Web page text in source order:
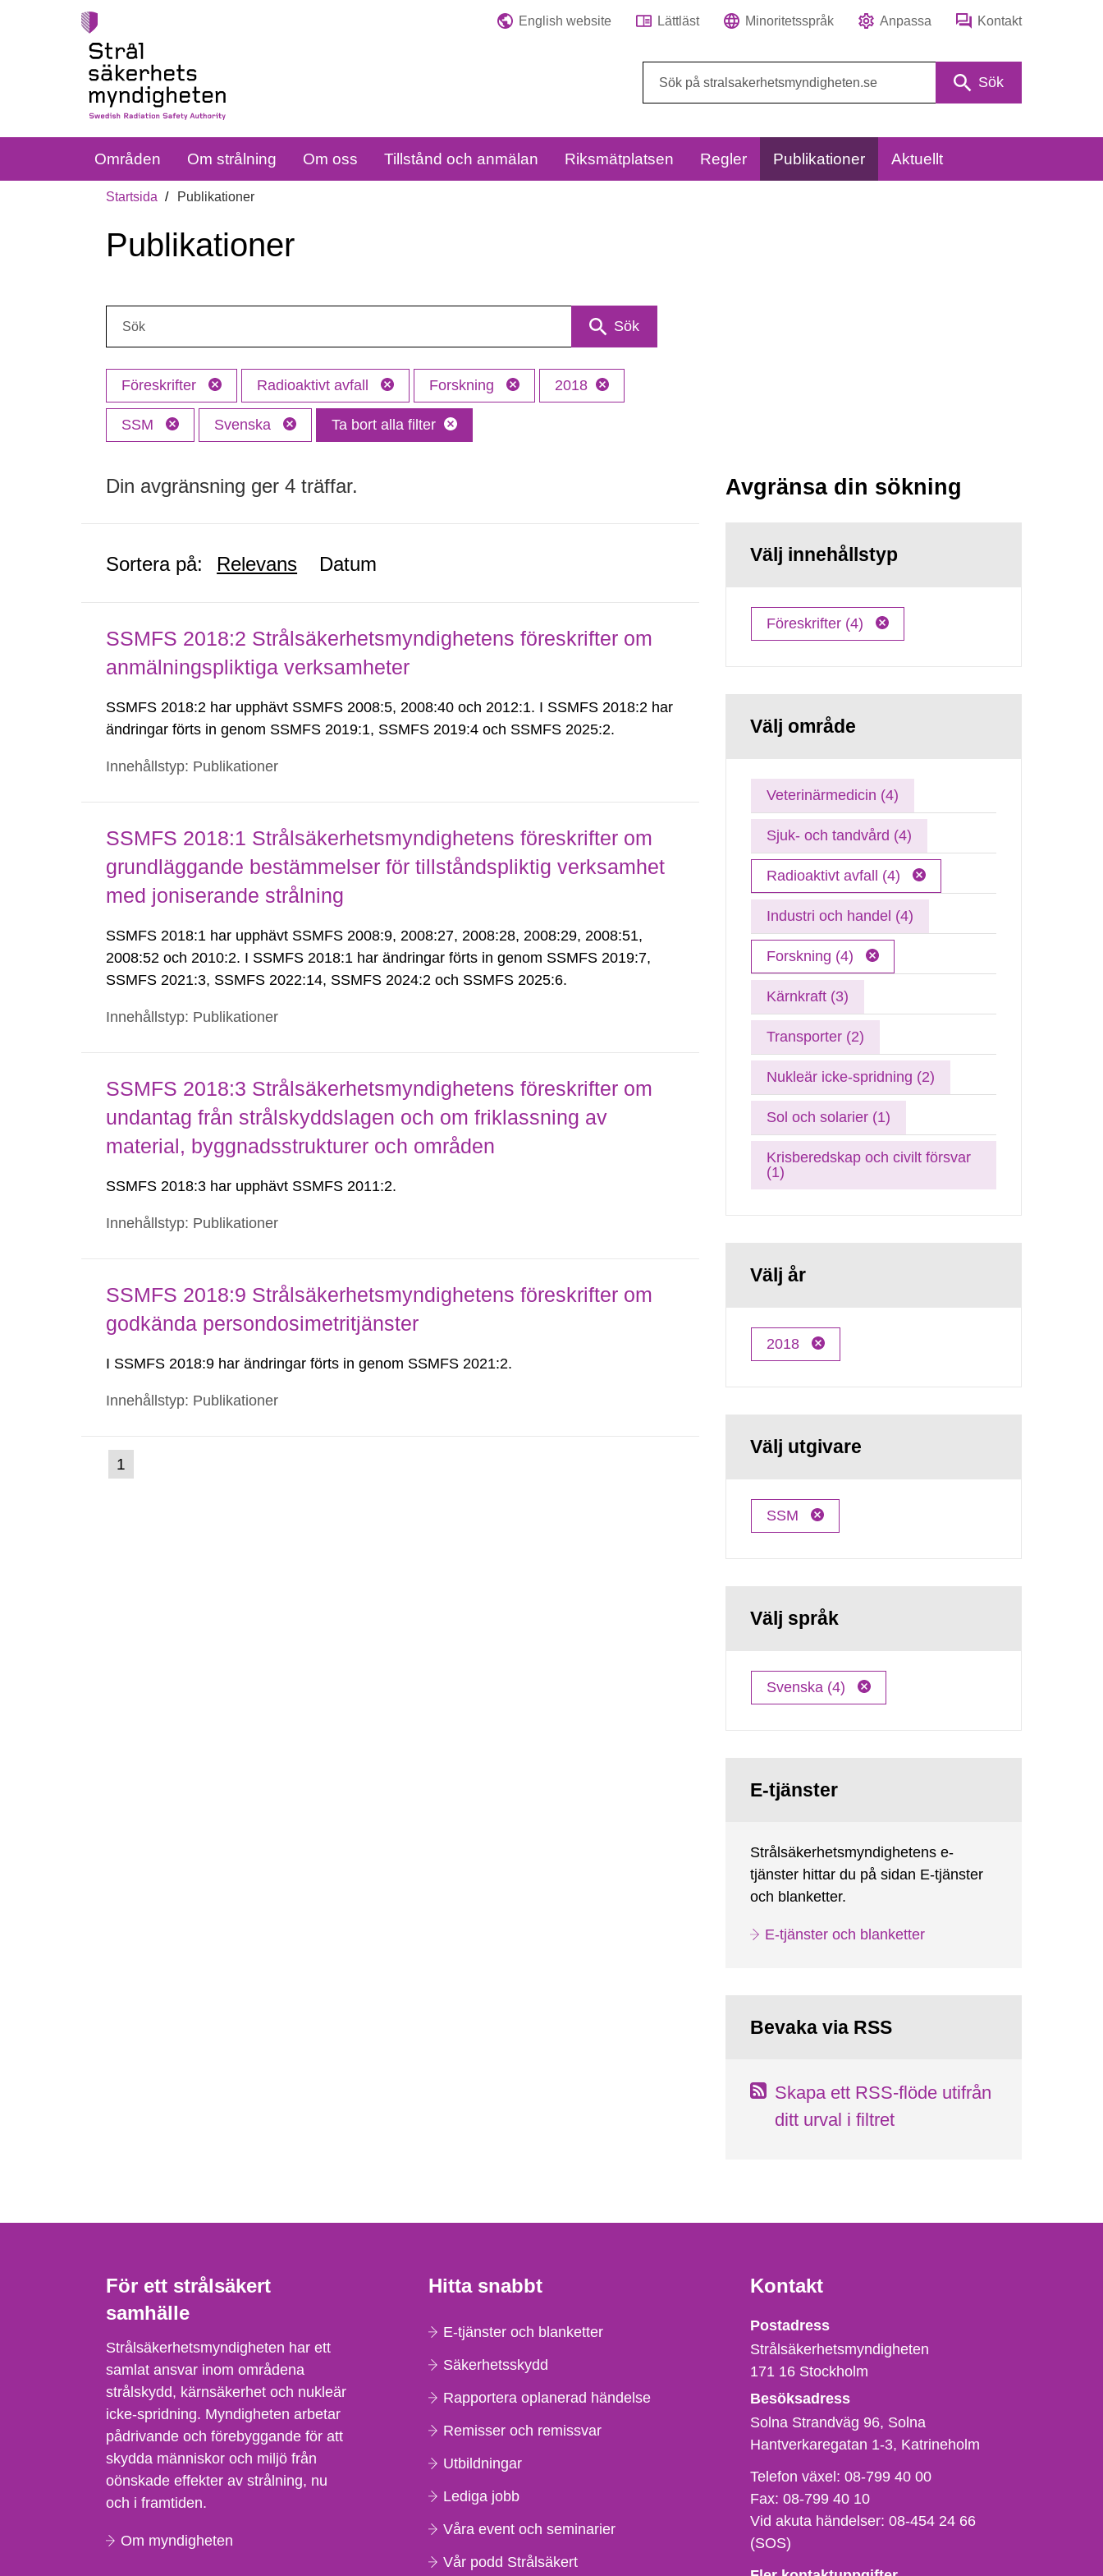
English website Lättläst Minoritetsspråk Anpassa Kontakt
Sök
Områden Om strålning Om oss Tillstånd och anmälan Riksmätplatsen Regler Publikationer Aktuellt
Startsida Publikationer
Publikationer
Sök
Föreskrifter Radioaktivt avfall Forskning 2018
SSM Svenska Ta bort alla filter
Din avgränsning ger 4 träffar.
Sortera på: Relevans Datum
SSMFS 2018:2 Strålsäkerhetsmyndighetens föreskrifter om
anmälningspliktiga verksamheter
SSMFS 2018:2 har upphävt SSMFS 2008:5, 2008:40 och 2012:1. I SSMFS 2018:2 har
ändringar förts in genom SSMFS 2019:1, SSMFS 2019:4 och SSMFS 2025:2.
Innehållstyp: Publikationer
SSMFS 2018:1 Strålsäkerhetsmyndighetens föreskrifter om
grundläggande bestämmelser för tillståndspliktig verksamhet
med joniserande strålning
SSMFS 2018:1 har upphävt SSMFS 2008:9, 2008:27, 2008:28, 2008:29, 2008:51,
2008:52 och 2010:2. I SSMFS 2018:1 har ändringar förts in genom SSMFS 2019:7,
SSMFS 2021:3, SSMFS 2022:14, SSMFS 2024:2 och SSMFS 2025:6.
Innehållstyp: Publikationer
SSMFS 2018:3 Strålsäkerhetsmyndighetens föreskrifter om
undantag från strålskyddslagen och om friklassning av
material, byggnadsstrukturer och områden
SSMFS 2018:3 har upphävt SSMFS 2011:2.
Innehållstyp: Publikationer
SSMFS 2018:9 Strålsäkerhetsmyndighetens föreskrifter om
godkända persondosimetritjänster
I SSMFS 2018:9 har ändringar förts in genom SSMFS 2021:2.
Innehållstyp: Publikationer
Gå
till
1
Avgränsa din sökning
Välj innehållstyp
Föreskrifter (4)
Välj område
Veterinärmedicin (4)
Sjuk- och tandvård (4)
Radioaktivt avfall (4)
Industri och handel (4)
Forskning (4)
Kärnkraft (3)
Transporter (2)
Nukleär icke-spridning (2)
Sol och solarier (1)
Krisberedskap och civilt försvar
(1)
Välj år
2018
Välj utgivare
SSM
Välj språk
Svenska (4)
E-tjänster
Strålsäkerhetsmyndighetens e-
tjänster hittar du på sidan E-tjänster
och blanketter.
E-tjänster och blanketter
Bevaka via RSS
Skapa ett RSS-flöde utifrån
ditt urval i filtret
För ett strålsäkert
samhälle
Strålsäkerhetsmyndigheten har ett
samlat ansvar inom områdena
strålskydd, kärnsäkerhet och nukleär
icke-spridning. Myndigheten arbetar
pådrivande och förebyggande för att
skydda människor och miljö från
oönskade effekter av strålning, nu
och i framtiden.
Om myndigheten
Hitta snabbt
E-tjänster och blanketter
Säkerhetsskydd
Rapportera oplanerad händelse
Remisser och remissvar
Utbildningar
Lediga jobb
Våra event och seminarier
Vår podd Strålsäkert
Kontakt
Strålsäkerhetsmyndigheten
Postadress
Strålsäkerhetsmyndigheten
171 16 Stockholm
Besöksadress
Solna Strandväg 96, Solna
Hantverkaregatan 1-3 Katrineholm
Telefon,
fax
och
e-
Telefon växel:08-799 40 00
Fax:08-799 40 10
Vid akuta händelser:08-454 24 66
(SOS)